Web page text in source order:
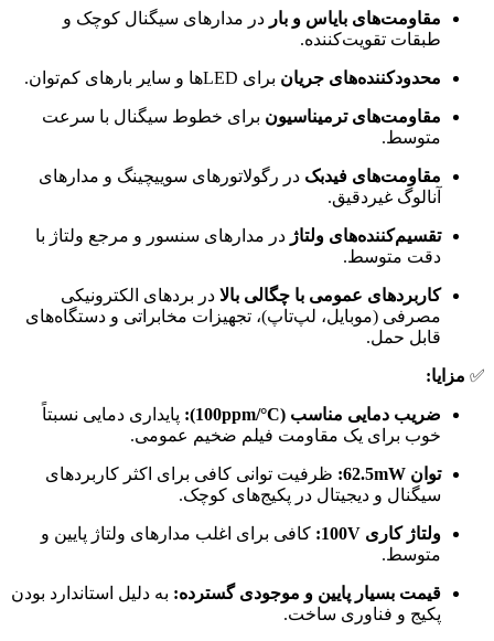
مقاومت‌های بایاس و بار در مدارهای سیگنال کوچک و
طبقات تقویت‌کننده.
محدودکننده‌های جریان برای LEDها و سایر بارهای کم‌توان.
مقاومت‌های ترمیناسیون برای خطوط سیگنال با سرعت
متوسط.
مقاومت‌های فیدبک در رگولاتورهای سوییچینگ و مدارهای
آنالوگ غیردقیق.
تقسیم‌کننده‌های ولتاژ در مدارهای سنسور و مرجع ولتاژ با
دقت متوسط.
کاربردهای عمومی با چگالی بالا در بردهای الکترونیکی
مصرفی (موبایل، لپ‌تاپ)، تجهیزات مخابراتی و دستگاه‌های
قابل حمل.
✅ مزایا:
ضریب دمایی مناسب (100ppm/°C):
پایداری دمایی نسبتاً
خوب برای یک مقاومت فیلم ضخیم عمومی.
توان 62.5mW:
ظرفیت توانی کافی برای اکثر کاربردهای
سیگنال و دیجیتال در پکیج‌های کوچک.
ولتاژ کاری 100V:
کافی برای اغلب مدارهای ولتاژ پایین و
متوسط.
قیمت بسیار پایین و موجودی گسترده: به دلیل استاندارد بودن
پکیج و فناوری ساخت.